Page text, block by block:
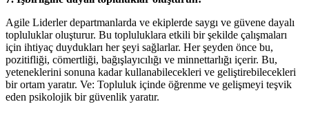
Agile Liderler departmanlarda ve ekiplerde saygı ve güvene dayalı
topluluklar oluşturur. Bu topluluklara etkili bir şekilde çalışmaları
için ihtiyaç duydukları her şeyi sağlarlar. Her şeyden önce bu,
pozitifliği, cömertliği, bağışlayıcılığı ve minnettarlığı içerir. Bu,
yeteneklerini sonuna kadar kullanabilecekleri ve geliştirebilecekleri
bir ortam yaratır. Ve: Topluluk içinde öğrenme ve gelişmeyi teşvik
eden psikolojik bir güvenlik yaratır.